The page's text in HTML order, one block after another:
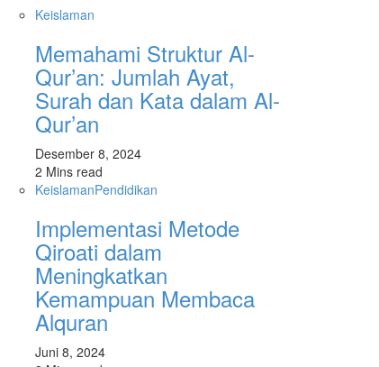
Keislaman
Memahami Struktur Al-
Qur’an: Jumlah Ayat,
Surah dan Kata dalam Al-
Qur’an
Desember 8, 2024
2 Mins read
KeislamanPendidikan
Implementasi Metode
Qiroati dalam
Meningkatkan
Kemampuan Membaca
Alquran
Juni 8, 2024